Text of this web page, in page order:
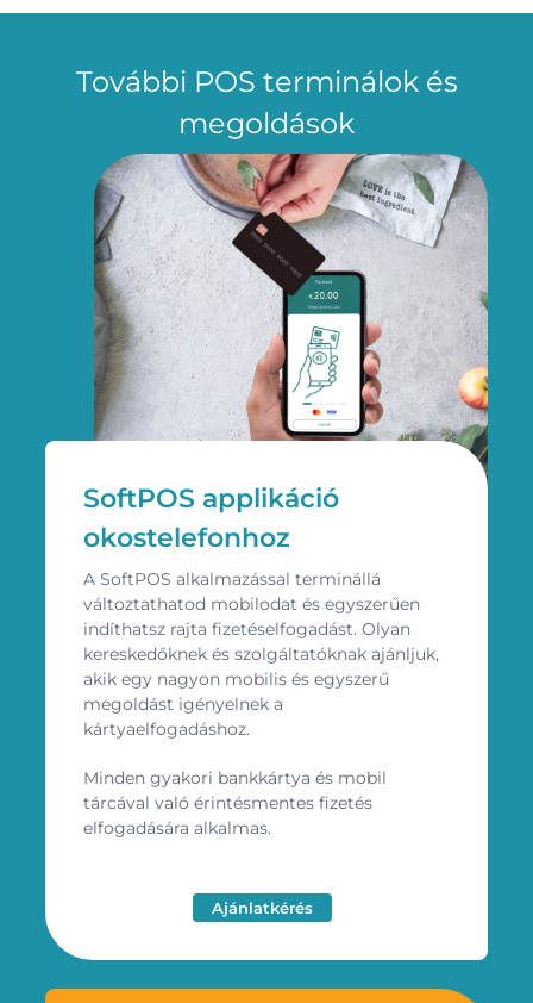
További POS terminálok és
megoldások
SoftPOS applikáció
okostelefonhoz
A SoftPOS alkalmazással terminállá
változtathatod mobilodat és egyszerűen
indíthatsz rajta fizetéselfogadást. Olyan
kereskedőknek és szolgáltatóknak ajánljuk,
akik egy nagyon mobilis és egyszerű
megoldást igényelnek a
kártyaelfogadáshoz.
Minden gyakori bankkártya és mobil
tárcával való érintésmentes fizetés
elfogadására alkalmas.
Ajánlatkérés